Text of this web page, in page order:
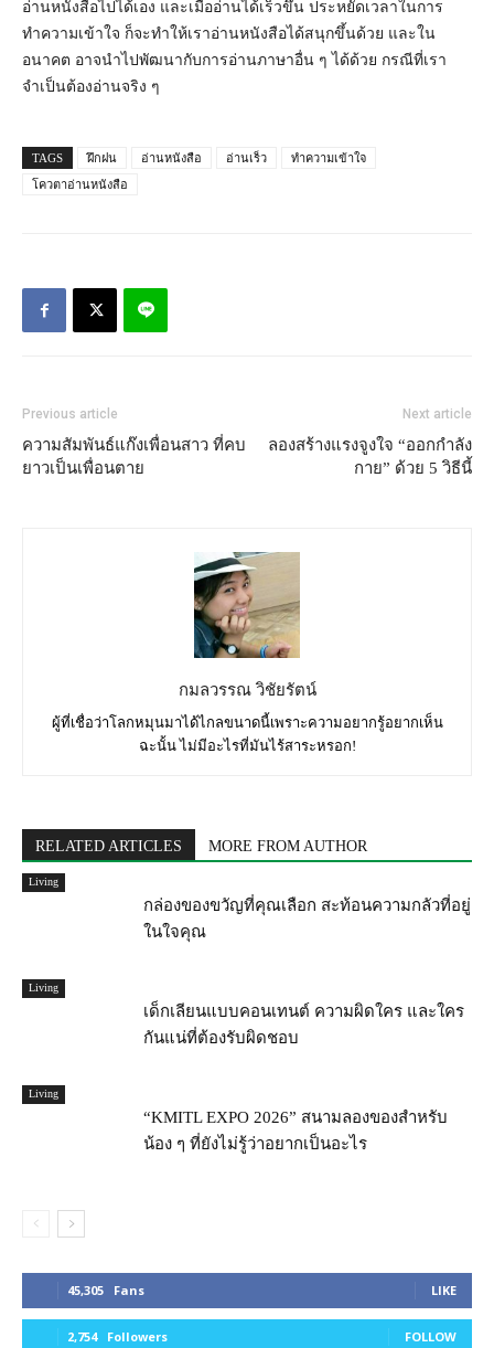
อ่านหนังสือไปได้เอง และเมื่ออ่านได้เร็วขึ้น ประหยัดเวลาในการ
ทำความเข้าใจ ก็จะทำให้เราอ่านหนังสือได้สนุกขึ้นด้วย และใน
อนาคต อาจนำไปพัฒนากับการอ่านภาษาอื่น ๆ ได้ด้วย กรณีที่เรา
จำเป็นต้องอ่านจริง ๆ
TAGS ฝึกฝน อ่านหนังสือ อ่านเร็ว
ทำความเข้าใจ
โควตาอ่านหนังสือ
Previous article
ความสัมพันธ์แก๊งเพื่อนสาว ที่คบ
ยาวเป็นเพื่อนตาย
Next article
ลองสร้างแรงจูงใจ “ออกกำลัง
กาย” ด้วย 5 วิธีนี้
กมลวรรณ วิชัยรัตน์
ผู้ที่เชื่อว่าโลกหมุนมาได้ไกลขนาดนี้เพราะความอยากรู้อยากเห็น
ฉะนั้น ไม่มีอะไรที่มันไร้สาระหรอก!
RELATED ARTICLES MORE FROM AUTHOR
Living
กล่องของขวัญที่คุณเลือก สะท้อนความกลัวที่อยู่
ในใจคุณ
Living
เด็กเลียนแบบคอนเทนต์ ความผิดใคร และใคร
กันแน่ที่ต้องรับผิดชอบ
Living
“KMITL EXPO 2026” สนามลองของสำหรับ
น้อง ๆ ที่ยังไม่รู้ว่าอยากเป็นอะไร
45,305 Fans LIKE
2,754 Followers FOLLOW